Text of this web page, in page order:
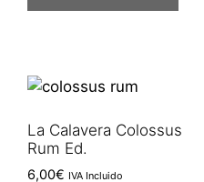
La Calavera Colossus
Rum Ed.
6,00€ IVA Incluido